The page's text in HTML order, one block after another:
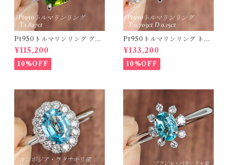
Pt950トルマリンリング グリ
ーントルマリン 1.827ct 【PR
O208635】
¥115,200
10%OFF
Pt950トルマリンリング トル
マリン 0.703ct ダイヤモンド
0.15ct【PRO208634】
¥133,200
10%OFF